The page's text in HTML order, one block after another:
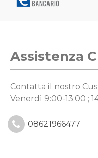
Assistenza
Contatta il nostro
Venerdì 9:00-13:00 ;
08621966477